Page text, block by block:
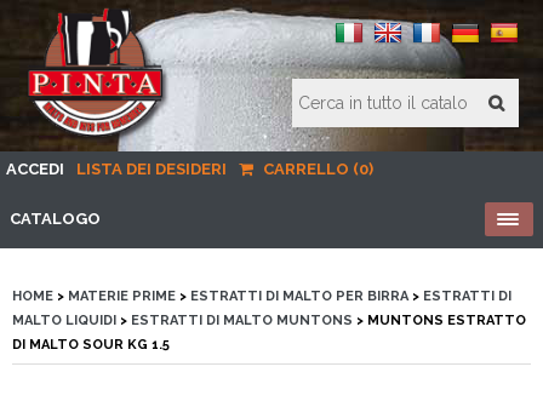
ACCEDI LISTA DEI DESIDERI CARRELLO (0)
CATALOGO
HOME > MATERIE PRIME > ESTRATTI DI MALTO PER BIRRA> ESTRATTI DI
MALTO LIQUIDI > ESTRATTI DI MALTO MUNTONS > MUNTONS ESTRATTO
DI MALTO SOUR KG 1.5